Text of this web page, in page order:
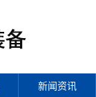
新闻资讯